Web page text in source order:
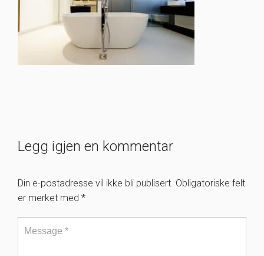
Legg igjen en kommentar
Din e-postadresse vil ikke bli publisert. Obligatoriske felt
er merket med *